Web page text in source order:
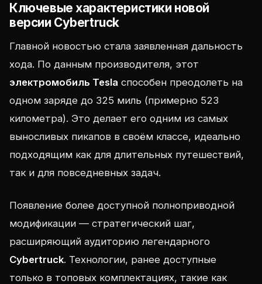
Ключевые характеристики новой
версии Cybertruck
Главной новостью стала заявленная дальность
хода. По данным производителя, этот
электромобиль Tesla способен преодолеть на
одном заряде до 325 миль (примерно 523
километра). Это делает его одним из самых
выносливых пикапов в своём классе, идеально
подходящим как для длительных путешествий,
так и для повседневных задач.
Появление более доступной полноприводной
модификации — стратегический шаг,
расширяющий аудиторию легендарного
Cybertruck. Технологии, ранее доступные
только в топовых комплектациях, такие как